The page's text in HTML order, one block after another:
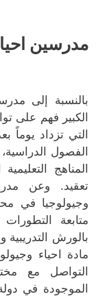
مدرسين
بالنسبة إلى
الكبير فهم على
التي تزداد يوماً
الفصول
المناهج
تعقيد. وعن
وجيولوجيا في
متابعة
بالورش التدريبية
مادة احياء
التواصل مع
الموجودة في